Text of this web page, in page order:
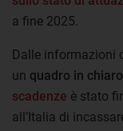
a fine 2025.
Dalle informazioni
un quadro in
scadenze è stato
all’Italia di